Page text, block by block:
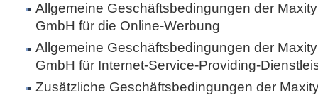
Allgemeine Geschäftsbedingungen der
GmbH für die Online-Werbung
Allgemeine Geschäftsbedingungen der
GmbH für Internet-Service-Providing-
Zusätzliche Geschäftsbedingungen der